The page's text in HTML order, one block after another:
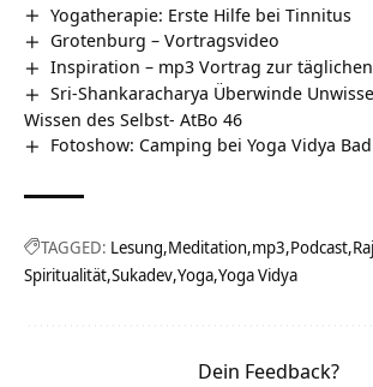
Yogatherapie: Erste Hilfe bei Tinnitus
Grotenburg‏‎ – Vortragsvideo
Inspiration – mp3 Vortrag zur
Sri-Shankaracharya Überwinde
Wissen des Selbst- AtBo 46
Fotoshow: Camping bei Yoga Vidya
TAGGED: Lesung Meditation mp3 Podcast
Spiritualität Sukadev Yoga Yoga Vidya
Dein Feedback?